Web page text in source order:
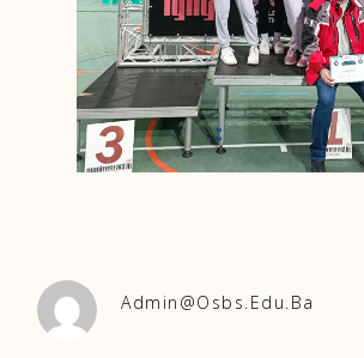
Admin@osbs.edu.ba